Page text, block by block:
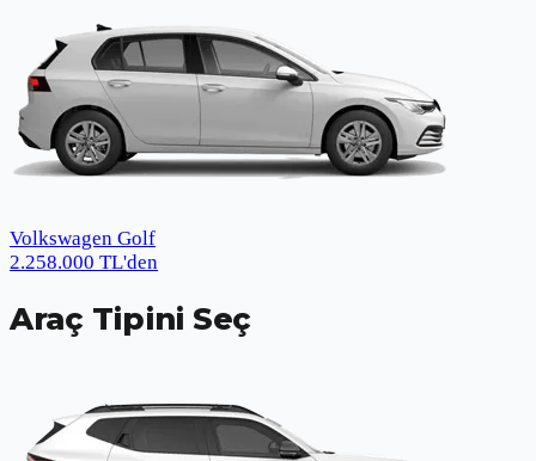
Volkswagen Golf
2.258.000 TL'den
Araç Tipini Seç